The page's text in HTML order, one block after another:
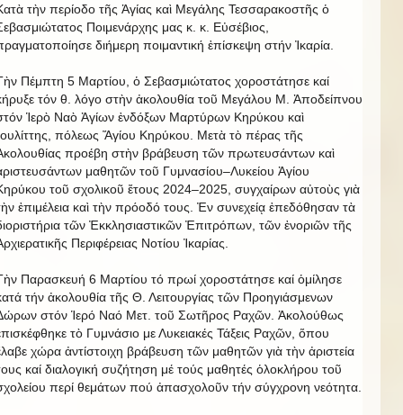
τὴν περίοδο τῆς Ἁγίας καὶ Μεγάλης Τεσσαρακοστῆς ὁ
Ποιμενάρχης μας κ. κ. Εὐσέβιος,
διήμερη ποιμαντική ἐπίσκεψη στήν Ἰκαρία.
Πέμπτη 5 Μαρτίου, ὁ Σεβασμιώτατος χοροστάτησε καί
τόν θ. λόγο στὴν ἀκολουθία τοῦ Μεγάλου Μ. Ἀποδείπνου
Ἱερὸ Ναὸ Ἁγίων ἐνδόξων Μαρτύρων Κηρύκου καὶ
πόλεως Ἅγίου Κηρύκου. Μετὰ τὸ πέρας τῆς
προέβη στὴν βράβευση τῶν πρωτευσάντων καὶ
μαθητῶν τοῦ Γυμνασίου–Λυκείου Ἁγίου
τοῦ σχολικοῦ ἔτους 2024–2025, συγχαίρων αὐτοὺς γιὰ
ἐπιμέλεια καὶ τὴν πρόοδό τους. Ἐν συνεχείᾳ ἐπεδόθησαν τὰ
τῶν Ἐκκλησιαστικῶν Ἐπιτρόπων, τῶν ἐνοριῶν τῆς
Περιφέρειας Νοτίου Ἰκαρίας.
Παρασκευή 6 Μαρτίου τό πρωί χοροστάτησε καί ὁμίλησε
τήν ἀκολουθία τῆς Θ. Λειτουργίας τῶν Προηγιάσμενων
στόν Ἱερό Ναό Μετ. τοῦ Σωτῆρος Ραχῶν. Ἀκολούθως
τὸ Γυμνάσιο με Λυκειακές Τάξεις Ραχῶν, ὅπου
χώρα ἀντίστοιχη βράβευση τῶν μαθητῶν γιὰ τὴν ἀριστεία
καί διαλογική συζήτηση μέ τούς μαθητές ὁλοκλήρου τοῦ
περί θεμάτων πού ἀπασχολοῦν τήν σύγχρονη νεότητα.